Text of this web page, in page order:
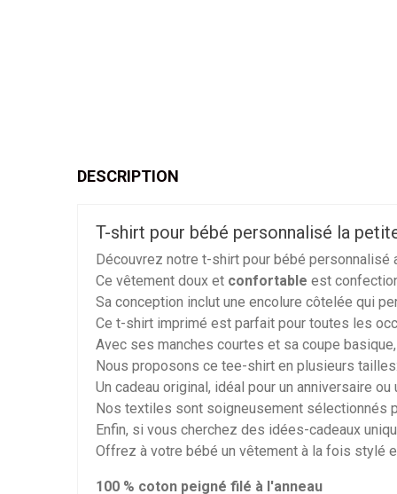
DESCRIPTION
T-shirt pour bébé personnalisé la
Découvrez notre t-shirt pour bébé
Ce vêtement doux et confortable est
Sa conception inclut une encolure côtelée qui
Ce t-shirt imprimé est parfait pour toutes les
Avec ses manches courtes et sa coupe
Nous proposons ce tee-shirt en plusieurs
Un cadeau original, idéal pour un anniversaire ou
Nos textiles sont soigneusement sélectionnés
Enfin, si vous cherchez des idées-cadeaux
Offrez à votre bébé un vêtement à la fois stylé
100 % coton peigné filé à l'anneau